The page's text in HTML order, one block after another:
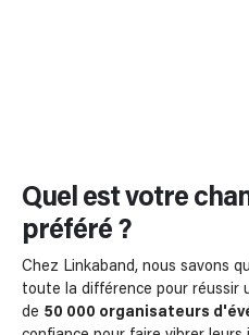
Quel est votre
préféré ?
Chez Linkaband, nous savons
toute la différence pour réussir
de 50 000 organisateurs